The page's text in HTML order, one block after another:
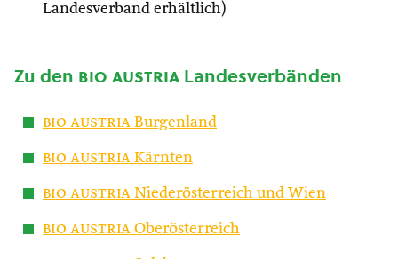
Landesverband erhältlich)
Zu den bio austria Landesverbänden
bio austria Burgenland
bio austria Kärnten
bio austria Niederösterreich und Wien
bio austria Oberösterreich